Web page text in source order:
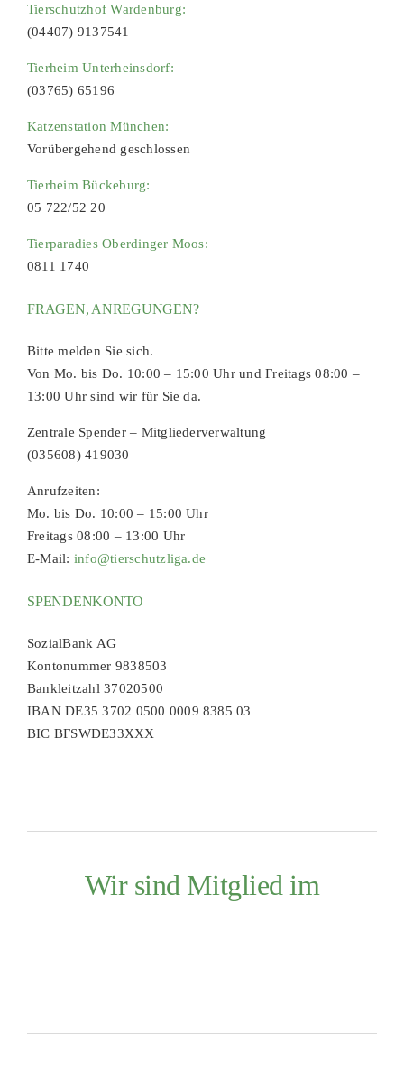
Tierschutzhof Wardenburg:
(04407) 9137541
Tierheim Unterheinsdorf:
(03765) 65196
Katzenstation München:
Vorübergehend geschlossen
Tierheim Bückeburg:
05 722/52 20
Tierparadies Oberdinger Moos:
0811 1740
FRAGEN, ANREGUNGEN?
Bitte melden Sie sich.
Von Mo. bis Do. 10:00 – 15:00 Uhr und Freitags 08:00 –
13:00 Uhr sind wir für Sie da.
Zentrale Spender – Mitgliederverwaltung
(035608) 419030
Anrufzeiten:
Mo. bis Do. 10:00 – 15:00 Uhr
Freitags 08:00 – 13:00 Uhr
E-Mail: info@tierschutzliga.de
SPENDENKONTO
SozialBank AG
Kontonummer 9838503
Bankleitzahl 37020500
IBAN DE35 3702 0500 0009 8385 03
BIC BFSWDE33XXX
Wir sind Mitglied im